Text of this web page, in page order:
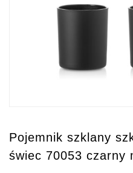
Pojemnik szklany
świec 70053 czarny